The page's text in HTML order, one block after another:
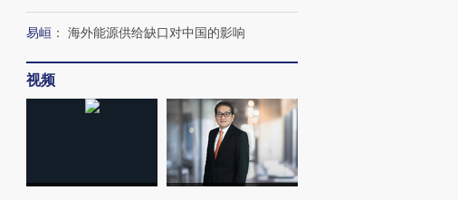
易峘 ： 海外能源供给缺口对中国的影响
视频